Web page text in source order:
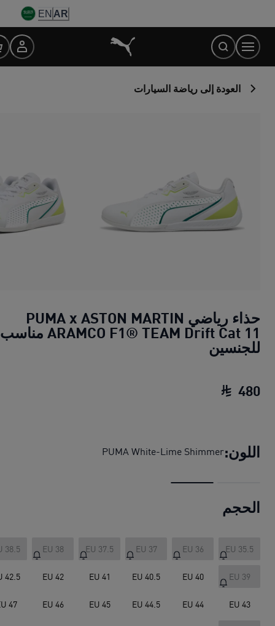
Content
AR
EN
العودة إلى رياضة السيارات
حذاء رياضي PUMA x ASTON MARTIN
ARAMCO F1® TEAM Drift Cat 11 مناسب
للجنسين
480
اللون:PUMA White-Lime Shimmer
الحجم
EU 35.5
EU 36
EU 37
EU 37.5
EU 38
38.5
EU 39
EU 40
EU 40.5
EU 41
EU 42
42.5
EU 43
EU 44
EU 44.5
EU 45
EU 46
47